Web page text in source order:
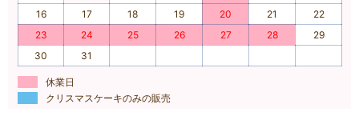
16
17 18 19 20 21
22
23
24 25 26 27 28
29
30
31
休業日
クリスマスケーキのみの販売